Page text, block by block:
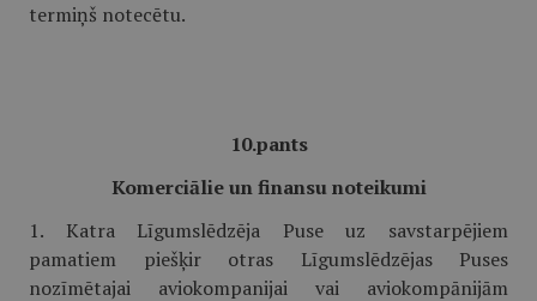
termiņš notecētu.
10.pants
Komerciālie un finansu noteikumi
1. Katra Līgumslēdzēja Puse uz savstarpējiem
pamatiem piešķir otras Līgumslēdzējas Puses
nozīmētajai aviokompanijai vai aviokompānijām